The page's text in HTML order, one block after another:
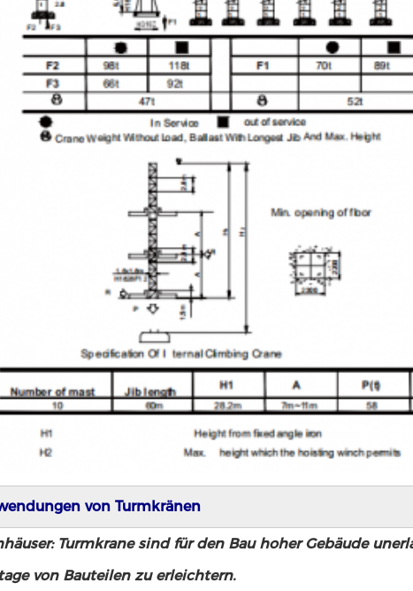
von Turmkränen
Turmkrane sind für den Bau hoher Gebäude
von Bauteilen zu erleichtern.